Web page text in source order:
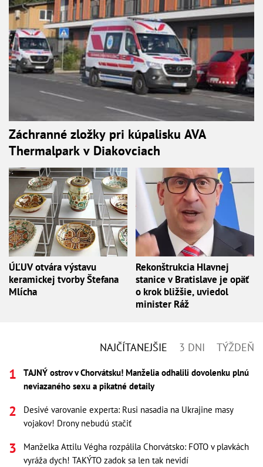
Záchranné zložky pri kúpalisku AVA
Thermalpark v Diakovciach
ÚĽUV otvára výstavu
keramickej tvorby Štefana
Mlícha
Rekonštrukcia Hlavnej
stanice v Bratislave je opäť
o krok bližšie, uviedol
minister Ráž
NAJČÍTANEJŠIE 3 DNI TÝŽDEŇ
TAJNÝ ostrov v Chorvátsku! Manželia odhalili dovolenku plnú
neviazaného sexu a pikatné detaily
Desivé varovanie experta: Rusi nasadia na Ukrajine masy
vojakov! Drony nebudú stačiť
Manželka Attilu Végha rozpálila Chorvátsko: FOTO v plavkách
vyráža dych! TAKÝTO zadok sa len tak nevidí